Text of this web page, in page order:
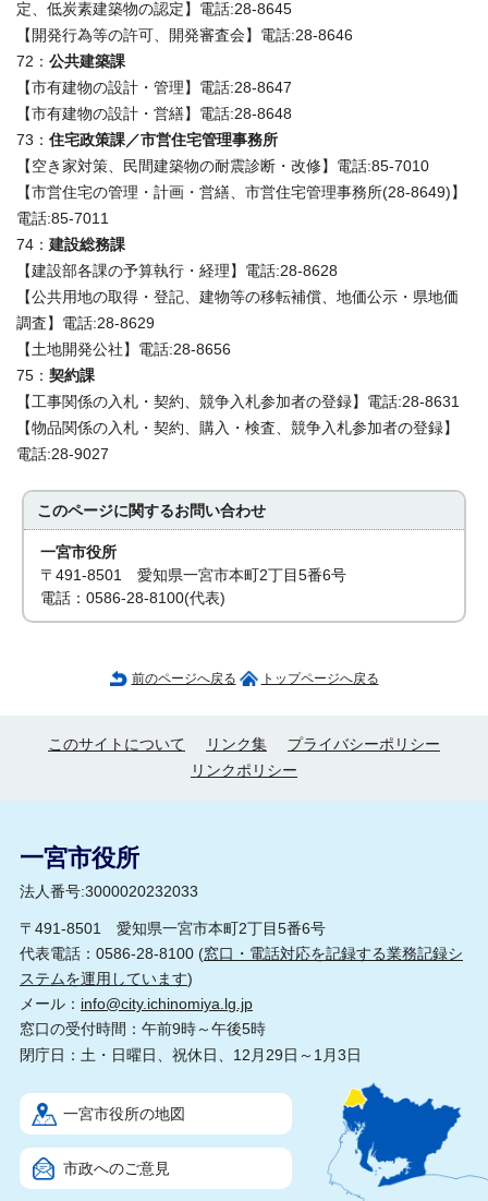
定、低炭素建築物の認定】電話:28-8645
【開発行為等の許可、開発審査会】電話:28-8646
72： 公共建築課
【市有建物の設計・管理】電話:28-8647
【市有建物の設計・営繕】電話:28-8648
73： 住宅政策課／市営住宅管理事務所
【空き家対策、民間建築物の耐震診断・改修】電話:85-7010
【市営住宅の管理・計画・営繕、市営住宅管理事務所(28-8649)】
電話:85-7011
74： 建設総務課
【建設部各課の予算執行・経理】電話:28-8628
【公共用地の取得・登記、建物等の移転補償、地価公示・県地価
調査】電話:28-8629
【土地開発公社】電話:28-8656
75： 契約課
【工事関係の入札・契約、競争入札参加者の登録】電話:28-8631
【物品関係の入札・契約、購入・検査、競争入札参加者の登録】
電話:28-9027
このページに関するお問い合わせ
一宮市役所
〒491-8501 愛知県一宮市本町2丁目5番6号
電話：0586-28-8100(代表)
前のページへ戻る トップページへ戻る
このサイトについて リンク集
プライバシーポリシー
リンクポリシー
一宮市役所
法人番号:3000020232033
〒491-8501 愛知県一宮市本町2丁目5番6号
代表電話：0586-28-8100 (窓口・電話対応を記録する業務記録シ
ステムを運用しています)
メール： info@city.ichinomiya.lg.jp
窓口の受付時間：午前9時～午後5時
閉庁日：土・日曜日、祝休日、12月29日～1月3日
一宮市役所の地図
市政へのご意見